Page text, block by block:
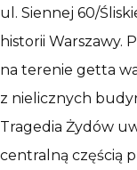
ul. Siennej 60/
historii Warszawy.
na terenie getta
z nielicznych
Tragedia Żydów
centralną częścią